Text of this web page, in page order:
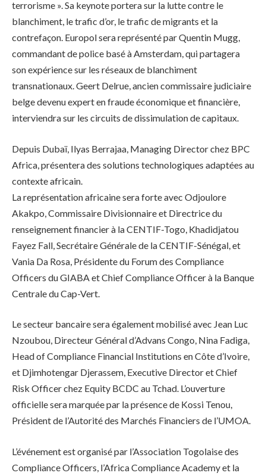
terrorisme ». Sa keynote portera sur la lutte contre le
blanchiment, le trafic d’or, le trafic de migrants et la
contrefaçon. Europol sera représenté par Quentin Mugg,
commandant de police basé à Amsterdam, qui partagera
son expérience sur les réseaux de blanchiment
transnationaux. Geert Delrue, ancien commissaire judiciaire
belge devenu expert en fraude économique et financière,
interviendra sur les circuits de dissimulation de capitaux.
Depuis Dubaï, Ilyas Berrajaa, Managing Director chez BPC
Africa, présentera des solutions technologiques adaptées au
contexte africain.
La représentation africaine sera forte avec Odjoulore
Akakpo, Commissaire Divisionnaire et Directrice du
renseignement financier à la CENTIF-Togo, Khadidjatou
Fayez Fall, Secrétaire Générale de la CENTIF-Sénégal, et
Vania Da Rosa, Présidente du Forum des Compliance
Officers du GIABA et Chief Compliance Officer à la Banque
Centrale du Cap-Vert.
Le secteur bancaire sera également mobilisé avec Jean Luc
Nzoubou, Directeur Général d’Advans Congo, Nina Fadiga,
Head of Compliance Financial Institutions en Côte d’Ivoire,
et Djimhotengar Djerassem, Executive Director et Chief
Risk Officer chez Equity BCDC au Tchad. L’ouverture
officielle sera marquée par la présence de Kossi Tenou,
Président de l’Autorité des Marchés Financiers de l’UMOA.
L’événement est organisé par l’Association Togolaise des
Compliance Officers, l’Africa Compliance Academy et la